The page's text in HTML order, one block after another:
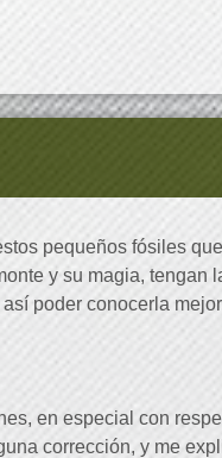
pequeños fósiles
y su magia, tengan
poder conocerla
en especial con
corrección, y me